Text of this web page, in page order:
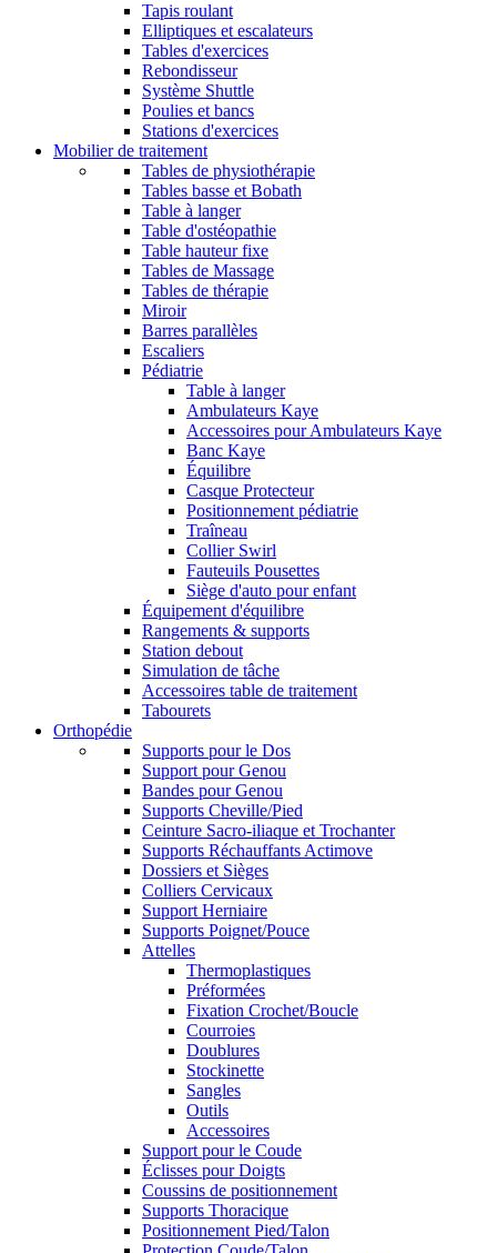
Tapis roulant
Elliptiques et escalateurs
Tables d'exercices
Rebondisseur
Système Shuttle
Poulies et bancs
Stations d'exercices
Mobilier de traitement
Tables de physiothérapie
Tables basse et Bobath
Table à langer
Table d'ostéopathie
Table hauteur fixe
Tables de Massage
Tables de thérapie
Miroir
Barres parallèles
Escaliers
Pédiatrie
Table à langer
Ambulateurs Kaye
Accessoires pour Ambulateurs Kaye
Banc Kaye
Équilibre
Casque Protecteur
Positionnement pédiatrie
Traîneau
Collier Swirl
Fauteuils Pousettes
Siège d'auto pour enfant
Équipement d'équilibre
Rangements & supports
Station debout
Simulation de tâche
Accessoires table de traitement
Tabourets
Orthopédie
Supports pour le Dos
Support pour Genou
Bandes pour Genou
Supports Cheville/Pied
Ceinture Sacro-iliaque et Trochanter
Supports Réchauffants Actimove
Dossiers et Sièges
Colliers Cervicaux
Support Herniaire
Supports Poignet/Pouce
Attelles
Thermoplastiques
Préformées
Fixation Crochet/Boucle
Courroies
Doublures
Stockinette
Sangles
Outils
Accessoires
Support pour le Coude
Éclisses pour Doigts
Coussins de positionnement
Supports Thoracique
Positionnement Pied/Talon